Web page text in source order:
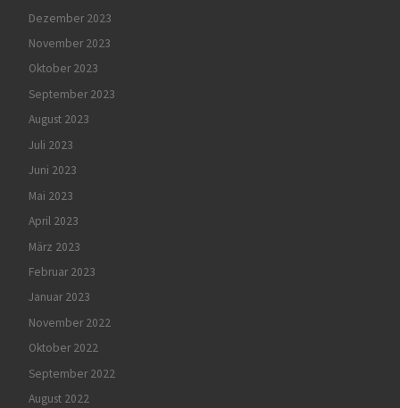
Dezember 2023
November 2023
Oktober 2023
September 2023
August 2023
Juli 2023
Juni 2023
Mai 2023
April 2023
März 2023
Februar 2023
Januar 2023
November 2022
Oktober 2022
September 2022
August 2022